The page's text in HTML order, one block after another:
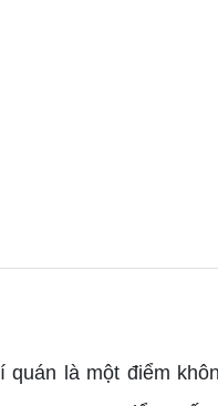
là một điểm